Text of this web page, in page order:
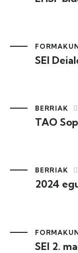
SEI
BERRIAK
TAO
BERRIAK
2024
SEI 2.